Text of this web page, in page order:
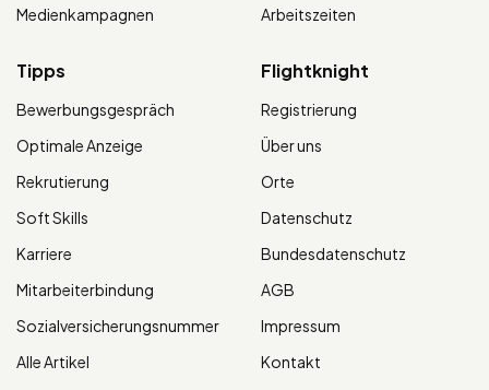
Medienkampagnen
Arbeitszeiten
Tipps
Bewerbungsgespräch
Optimale Anzeige
Rekrutierung
Soft Skills
Karriere
Mitarbeiterbindung
Sozialversicherungsnummer
Alle Artikel
Flightknight
Registrierung
Über uns
Orte
Datenschutz
Bundesdatenschutz
AGB
Impressum
Kontakt